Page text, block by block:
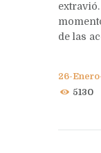
de las
26-
5130